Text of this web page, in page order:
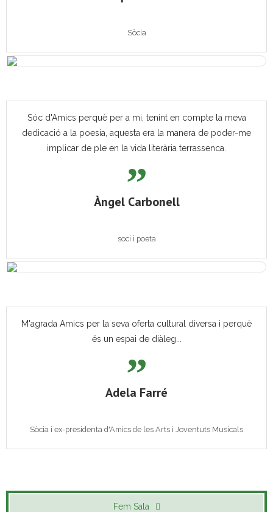
Sòcia
Sóc d'Amics perquè per a mi, tenint en compte la meva
dedicació a la poesia, aquesta era la manera de poder-me
implicar de ple en la vida literària terrassenca.
Àngel Carbonell
soci i poeta
M'agrada Amics per la seva oferta cultural diversa i perquè
és un espai de diàleg...
Adela Farré
Sòcia i ex-presidenta d'Amics de les Arts i Joventuts Musicals
Fem Sala